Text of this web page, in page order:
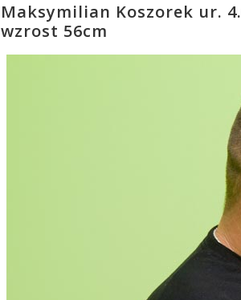
Maksymilian Koszorek ur.
wzrost 56cm